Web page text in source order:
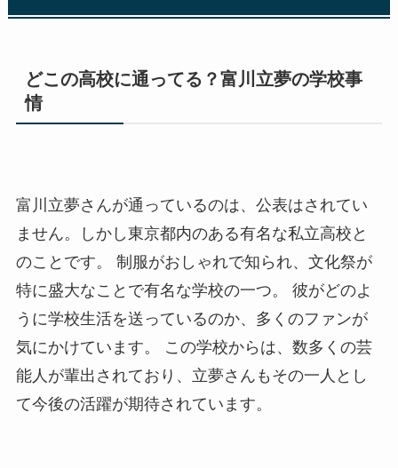
どこの高校に通ってる？富川立夢の学校事
情
富川立夢さんが通っているのは、公表はされてい
ません。しかし東京都内のある有名な私立高校と
のことです。 制服がおしゃれで知られ、文化祭が
特に盛大なことで有名な学校の一つ。 彼がどのよ
うに学校生活を送っているのか、多くのファンが
気にかけています。 この学校からは、数多くの芸
能人が輩出されており、立夢さんもその一人とし
て今後の活躍が期待されています。